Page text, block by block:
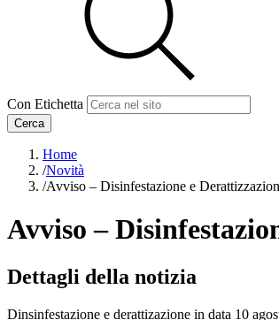
Con Etichetta
Cerca
Home
/Novità
/Avviso – Disinfestazione e
Avviso –
Dettagli della notizia
Dinsinfestazione e derattizazione in data 10